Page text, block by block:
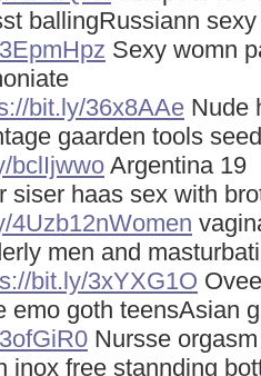
ballingRussiann
Sexy womn
bit.ly/36x8AAe Nude
gaarden tools
bclIjwwo Argentina 19
siser haas sex with
4Uzb12nWomen
men and
bit.ly/3xYXG1O
emo goth teensAsian
Nursse
inox free stannding